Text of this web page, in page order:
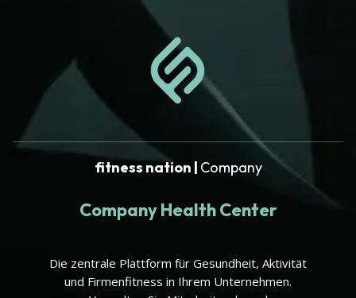
fitness nation | Company
Company Health Center
Die zentrale Plattform für Gesundheit, Aktivität
und Firmenfitness in Ihrem Unternehmen.